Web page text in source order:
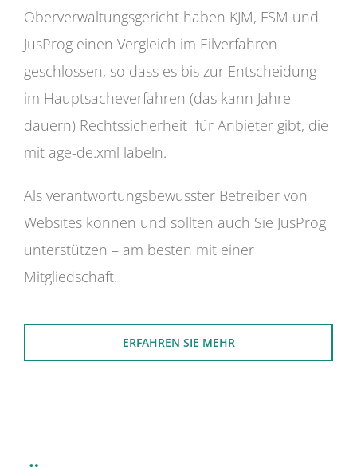
Oberverwaltungsgericht haben KJM, FSM und
JusProg einen Vergleich im Eilverfahren
geschlossen, so dass es bis zur Entscheidung
im Hauptsacheverfahren (das kann Jahre
dauern) Rechtssicherheit für Anbieter gibt, die
mit age-de.xml labeln.
Als verantwortungsbewusster Betreiber von
Websites können und sollten auch Sie JusProg
unterstützen – am besten mit einer
Mitgliedschaft.
ERFAHREN SIE MEHR